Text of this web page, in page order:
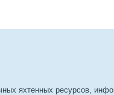
яхтенных ресурсов,